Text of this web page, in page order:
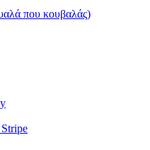
που κουβαλάς)